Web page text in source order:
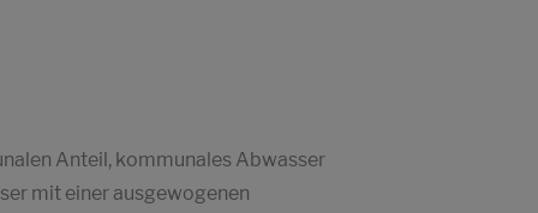
Anteil, kommunales Abwasser
mit einer ausgewogenen